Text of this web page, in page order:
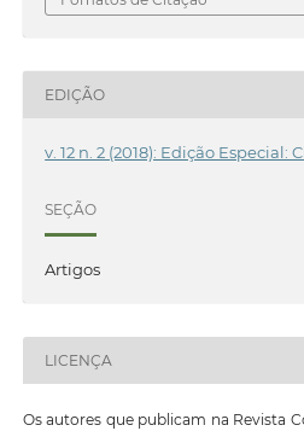
EDIÇÃO
v. 12 n. 2 (2018): Edição
SEÇÃO
Artigos
LICENÇA
Os autores que publicam na Revista